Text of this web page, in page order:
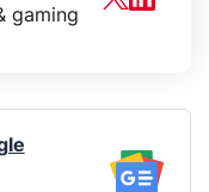
gaming